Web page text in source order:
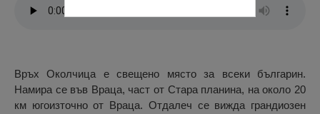
Връх Околчица е свещено място за всеки българин.
Намира се във Враца, част от Стара планина, на около 20
км югоизточно от Враца. Отдалеч се вижда грандиозен